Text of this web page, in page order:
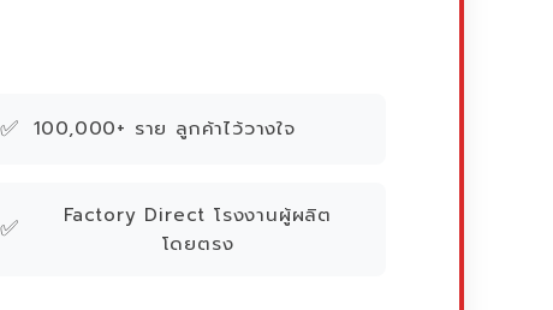
✅ 100,000+ ราย ลูกค้าไว้วางใจ
✅
Factory Direct โรงงานผู้ผลิต
โดยตรง